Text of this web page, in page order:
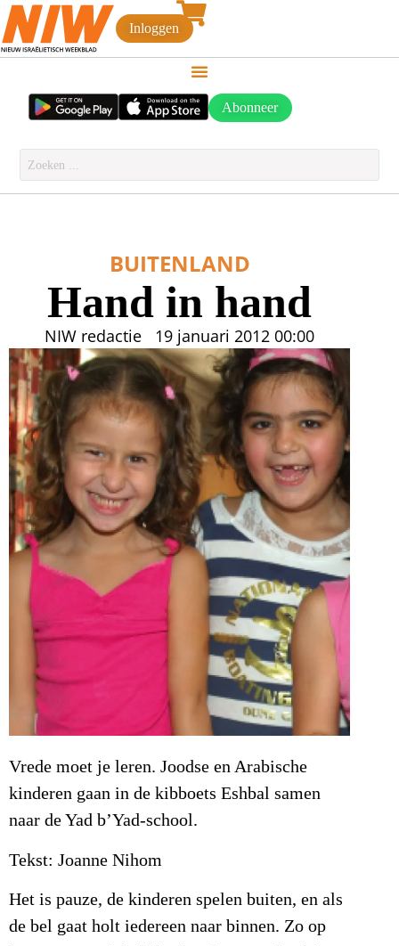
Inloggen
Abonneer
BUITENLAND
Hand in hand
NIW redactie 19 januari 2012 00:00
Vrede moet je leren. Joodse en Arabische
kinderen gaan in de kibboets Eshbal samen
naar de Yad b’Yad-school.
Tekst: Joanne Nihom
Het is pauze, de kinderen spelen buiten, en als
de bel gaat holt iedereen naar binnen. Zo op